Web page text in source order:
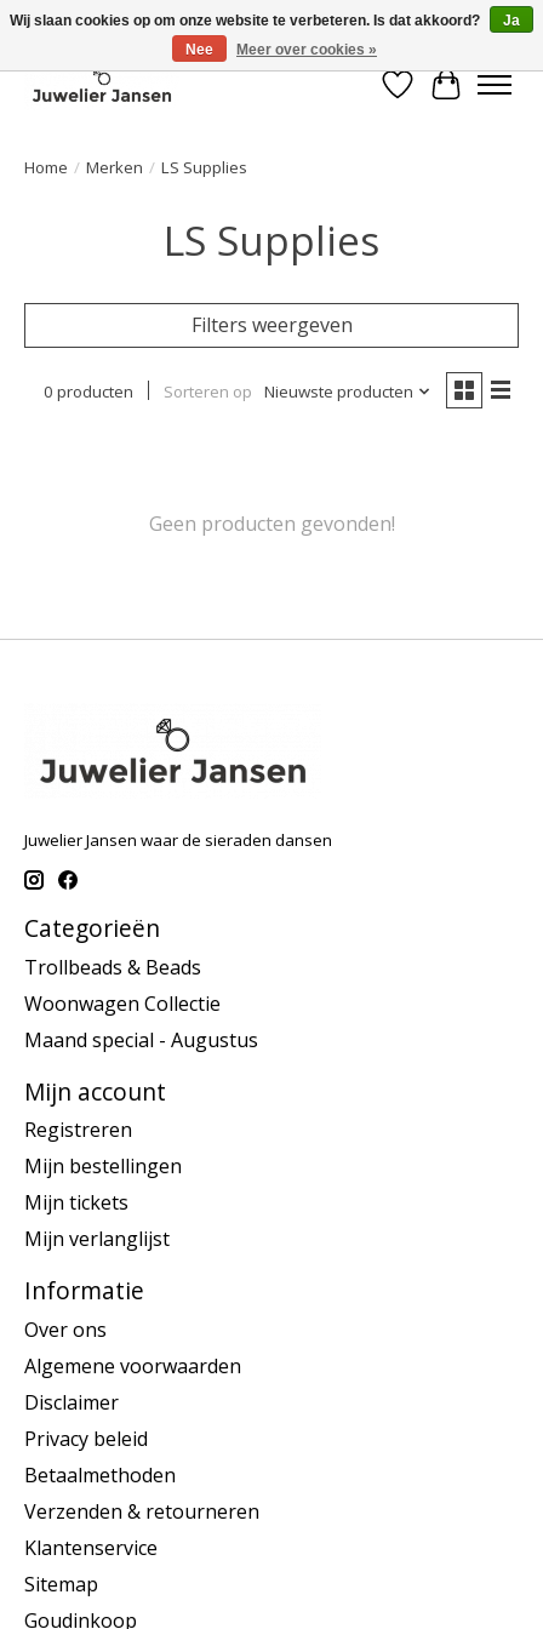
Verlanglijst
Home / Merken / LS Supplies
LS Supplies
Filters weergeven
0 producten Sorteren op Nieuwste producten
Geen producten gevonden!
Juwelier Jansen waar de sieraden dansen
Categorieën
Trollbeads & Beads
Woonwagen Collectie
Maand special - Augustus
Mijn account
Registreren
Mijn bestellingen
Mijn tickets
Mijn verlanglijst
Informatie
Over ons
Algemene voorwaarden
Disclaimer
Privacy beleid
Betaalmethoden
Verzenden & retourneren
Klantenservice
Sitemap
Goudinkoop
Wij slaan cookies op om onze website te verbeteren. Is dat akkoord?
Ja
Nee
Meer over cookies »